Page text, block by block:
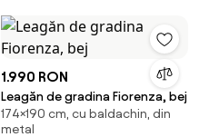
1.990 RON
Leagăn de gradina Fiorenza, bej
174×190 cm, cu baldachin, din
metal